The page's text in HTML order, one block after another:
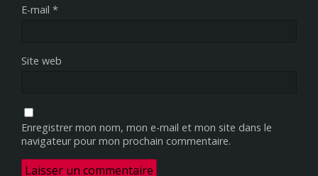
E-mail *
Site web
Enregistrer mon nom, mon e-mail et mon site dans le
navigateur pour mon prochain commentaire.